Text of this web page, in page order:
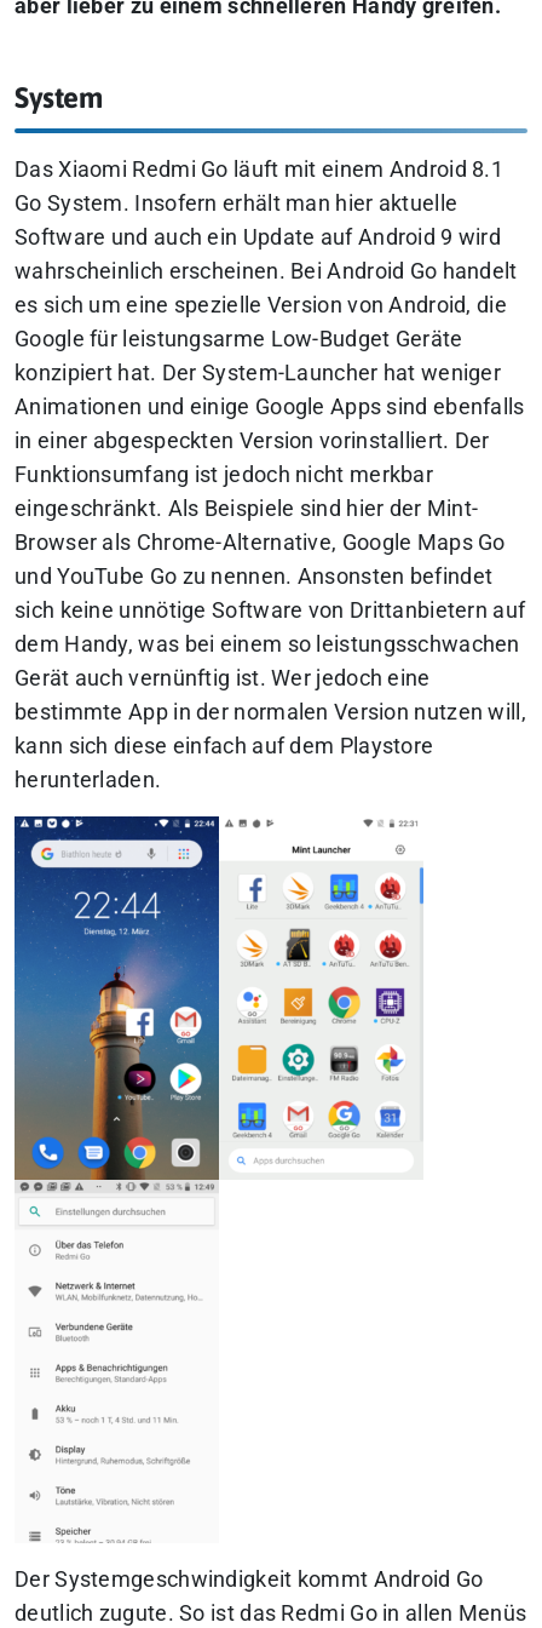
aber lieber zu einem schnelleren Handy greifen.
System
Das Xiaomi Redmi Go läuft mit einem Android 8.1
Go System. Insofern erhält man hier aktuelle
Software und auch ein Update auf Android 9 wird
wahrscheinlich erscheinen. Bei Android Go handelt
es sich um eine spezielle Version von Android, die
Google für leistungsarme Low-Budget Geräte
konzipiert hat. Der System-Launcher hat weniger
Animationen und einige Google Apps sind ebenfalls
in einer abgespeckten Version vorinstalliert. Der
Funktionsumfang ist jedoch nicht merkbar
eingeschränkt. Als Beispiele sind hier der Mint-
Browser als Chrome-Alternative, Google Maps Go
und YouTube Go zu nennen. Ansonsten befindet
sich keine unnötige Software von Drittanbietern auf
dem Handy, was bei einem so leistungsschwachen
Gerät auch vernünftig ist. Wer jedoch eine
bestimmte App in der normalen Version nutzen will,
kann sich diese einfach auf dem Playstore
herunterladen.
Der Systemgeschwindigkeit kommt Android Go
deutlich zugute. So ist das Redmi Go in allen Menüs